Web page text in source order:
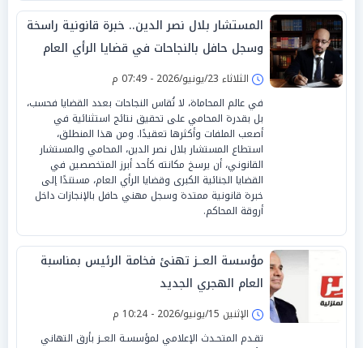
المستشار بلال نصر الدين.. خبرة قانونية راسخة
وسجل حافل بالنجاحات في قضايا الرأي العام
الثلاثاء 23/يونيو/2026 - 07:49 م
في عالم المحاماة، لا تُقاس النجاحات بعدد القضايا فحسب،
بل بقدرة المحامي على تحقيق نتائج استثنائية في
أصعب الملفات وأكثرها تعقيدًا. ومن هذا المنطلق،
استطاع المستشار بلال نصر الدين، المحامي والمستشار
القانوني، أن يرسخ مكانته كأحد أبرز المتخصصين في
القضايا الجنائية الكبرى وقضايا الرأي العام، مستندًا إلى
خبرة قانونية ممتدة وسجل مهني حافل بالإنجازات داخل
أروقة المحاكم.
مؤسسة العــز تهنئ فخامة الرئيس بمناسبة
العام الهجري الجديد
الإثنين 15/يونيو/2026 - 10:24 م
تقـدم المتحـدث الإعلامي لمؤسسـة العــز بأرق التهاني